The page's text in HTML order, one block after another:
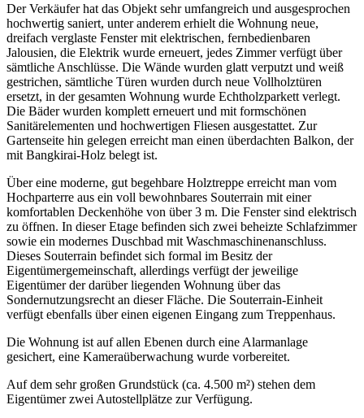
Der Verkäufer hat das Objekt sehr umfangreich und ausgesprochen
hochwertig saniert, unter anderem erhielt die Wohnung neue,
dreifach verglaste Fenster mit elektrischen, fernbedienbaren
Jalousien, die Elektrik wurde erneuert, jedes Zimmer verfügt über
sämtliche Anschlüsse. Die Wände wurden glatt verputzt und weiß
gestrichen, sämtliche Türen wurden durch neue Vollholztüren
ersetzt, in der gesamten Wohnung wurde Echtholzparkett verlegt.
Die Bäder wurden komplett erneuert und mit formschönen
Sanitärelementen und hochwertigen Fliesen ausgestattet. Zur
Gartenseite hin gelegen erreicht man einen überdachten Balkon, der
mit Bangkirai-Holz belegt ist.
Über eine moderne, gut begehbare Holztreppe erreicht man vom
Hochparterre aus ein voll bewohnbares Souterrain mit einer
komfortablen Deckenhöhe von über 3 m. Die Fenster sind elektrisch
zu öffnen. In dieser Etage befinden sich zwei beheizte Schlafzimmer
sowie ein modernes Duschbad mit Waschmaschinenanschluss.
Dieses Souterrain befindet sich formal im Besitz der
Eigentümergemeinschaft, allerdings verfügt der jeweilige
Eigentümer der darüber liegenden Wohnung über das
Sondernutzungsrecht an dieser Fläche. Die Souterrain-Einheit
verfügt ebenfalls über einen eigenen Eingang zum Treppenhaus.
Die Wohnung ist auf allen Ebenen durch eine Alarmanlage
gesichert, eine Kameraüberwachung wurde vorbereitet.
Auf dem sehr großen Grundstück (ca. 4.500 m²) stehen dem
Eigentümer zwei Autostellplätze zur Verfügung.